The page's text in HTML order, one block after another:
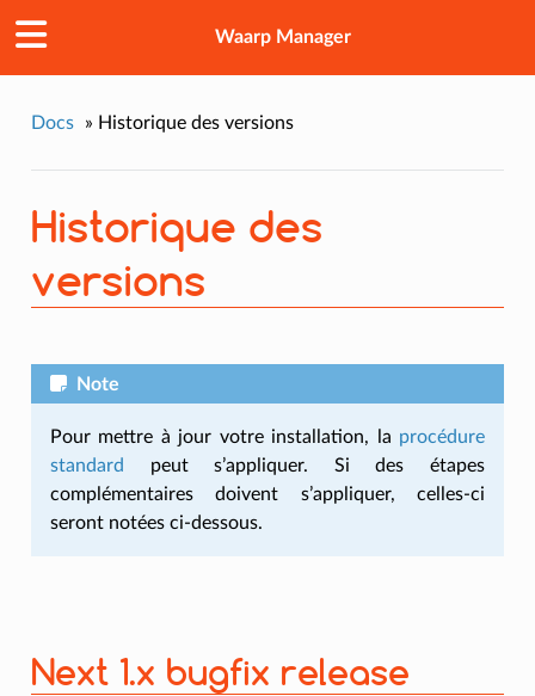
Waarp Manager
Docs » Historique des versions
Historique des
versions
Note
Pour mettre à jour votre installation, la procédure
standard
peut s’appliquer. Si des étapes
complémentaires doivent s’appliquer, celles-ci
seront notées ci-dessous.
Next 1.x bugfix release